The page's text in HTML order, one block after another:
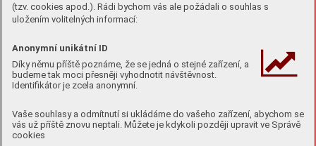
(tzv. cookies apod.). Rádi bychom vás ale požádali o souhlas s
uložením volitelných informací:
Anonymní unikátní ID
Díky němu příště poznáme, že se jedná o stejné zařízení, a
budeme tak moci přesněji vyhodnotit návštěvnost.
Identifikátor je zcela anonymní.
Vaše souhlasy a odmítnutí si ukládáme do vašeho zařízení, abychom se
vás už příště znovu neptali. Můžete je kdykoli později upravit ve Správě
cookies
Naše zoo patří spíš k těm menším, i když je
jednou z nejstarších u nás. Měla ale dlouhý
složitý vývoj (o tom zase až někdy jindy) a trvalo
jí dlouho, než se na evropské úrovni prosadila. Dnes je